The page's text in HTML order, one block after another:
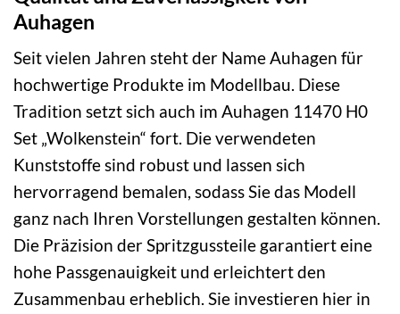
Auhagen
Seit vielen Jahren steht der Name Auhagen für
hochwertige Produkte im Modellbau. Diese
Tradition setzt sich auch im Auhagen 11470 H0
Set „Wolkenstein“ fort. Die verwendeten
Kunststoffe sind robust und lassen sich
hervorragend bemalen, sodass Sie das Modell
ganz nach Ihren Vorstellungen gestalten können.
Die Präzision der Spritzgussteile garantiert eine
hohe Passgenauigkeit und erleichtert den
Zusammenbau erheblich. Sie investieren hier in